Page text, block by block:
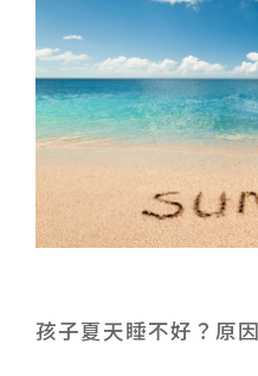
孩子夏天睡不好？原